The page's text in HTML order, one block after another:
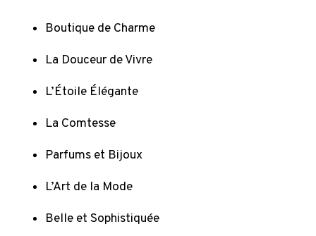
Boutique de Charme
La Douceur de Vivre
L’Étoile Élégante
La Comtesse
Parfums et Bijoux
L’Art de la Mode
Belle et Sophistiquée